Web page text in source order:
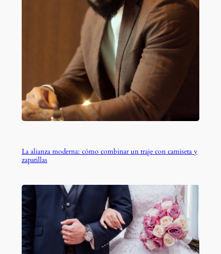
La alianza moderna: cómo combinar un traje con camiseta y
zapatillas